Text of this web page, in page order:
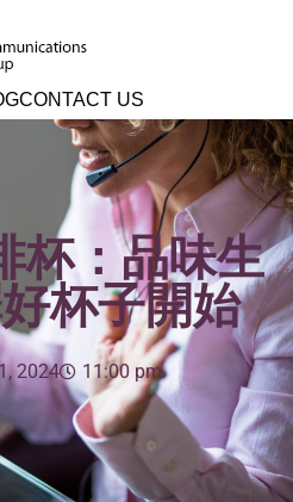
CONTACT US
杯：品味生
杯子開始
2024 11:00 pm